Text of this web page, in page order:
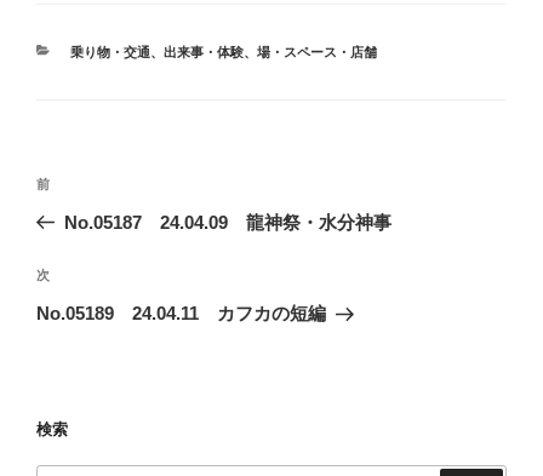
カ
乗り物・交通、 出来事・体験、 場・スペース・店舗
投
ビ
ゲ
ン
前
の
稿
前
No.05187 24.04.09 龍神祭・水分神事
次
の
次
No.05189 24.04.11 カフカの短編
検索